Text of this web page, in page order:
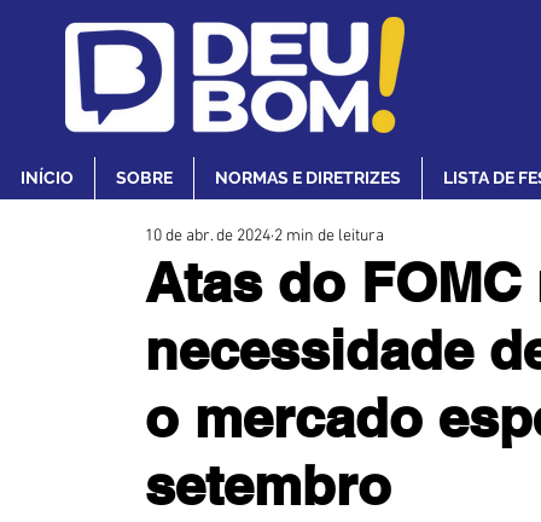
INÍCIO SOBRE NORMAS E DIRETRIZES LISTA DE
Atas do FOMC
necessidade
o mercado
setembro
10 de abr. de 2024 2 min de leitura